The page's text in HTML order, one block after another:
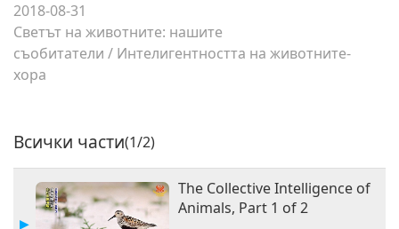
2018-08-31
Светът на животните: нашите
съобитатели / Интелигентността на животните-
хора
Всички части(1/2)
The Collective Intelligence of
Animals, Part 1 of 2